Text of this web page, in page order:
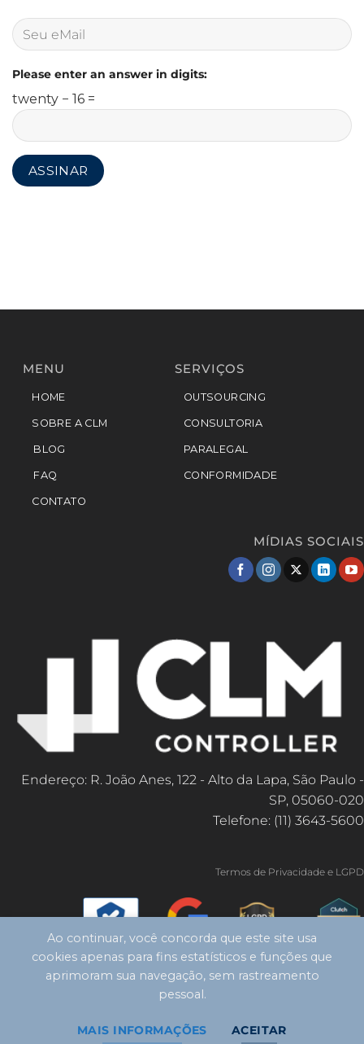
Please enter an answer in digits:
twenty − 16 =
MENU
HOME
SOBRE A CLM
BLOG
FAQ
CONTATO
SERVIÇOS
OUTSOURCING
CONSULTORIA
PARALEGAL
CONFORMIDADE
MÍDIAS SOCIAIS
Endereço: R. João Anes, 122 - Alto da Lapa, São Paulo -
SP, 05060-020
Telefone: (11) 3643-5600
Termos de Privacidade e LGPD
Copyright 2026 ©CLM Controller
Ao continuar, você concorda que este site usa
cookies apenas para fins estatísticos e funções que
aprimoram sua navegação, sem rastreamento
pessoal.
MAIS INFORMAÇÕES ACEITAR